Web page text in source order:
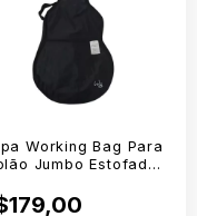
Working Bag Para
Jumbo Estofada